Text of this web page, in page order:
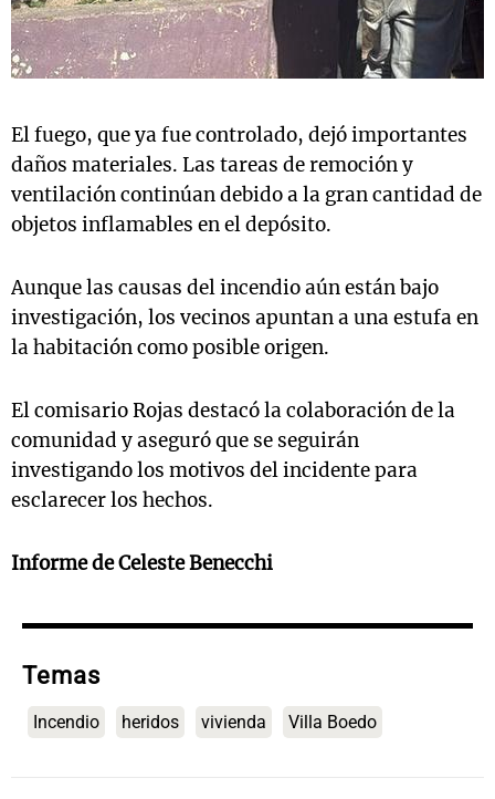
El fuego, que ya fue controlado, dejó importantes
daños materiales. Las tareas de remoción y
ventilación continúan debido a la gran cantidad de
objetos inflamables en el depósito.
Aunque las causas del incendio aún están bajo
investigación, los vecinos apuntan a una estufa en
la habitación como posible origen.
El comisario Rojas destacó la colaboración de la
comunidad y aseguró que se seguirán
investigando los motivos del incidente para
esclarecer los hechos.
Informe de Celeste Benecchi
Temas
Incendio heridos vivienda Villa Boedo